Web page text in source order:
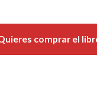
comprar el